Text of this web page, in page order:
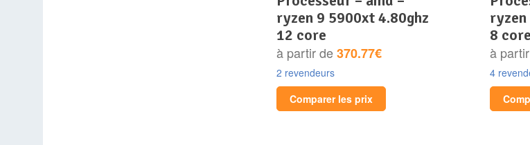
ryzen 9 5900xt 4.80ghz
12 core
à partir de370.77€
2 revendeurs
Comparer les prix
ryzen
8 core
à
4